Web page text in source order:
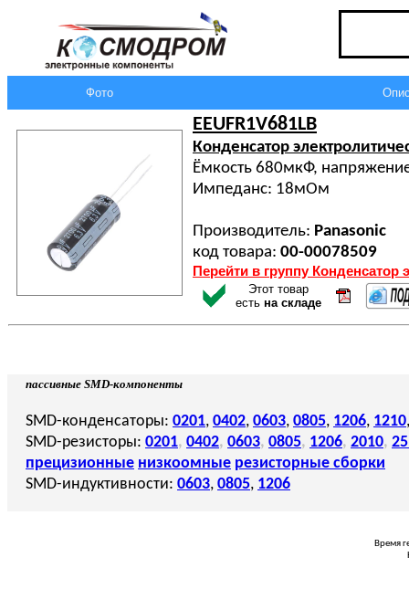
Фото
EEUFR1V681LB
Конденсатор
Ёмкость 680мкФ,
Импеданс: 18мОм
Производитель: Panasonic
код товара: 00-00078509
Перейти в группу Конденсатор
Этот товар
есть на складе
пассивные SMD-компоненты
SMD-конденсаторы: 0201, 0402, 0603, 0805, 1206, 1210,
SMD-резисторы: 0201, 0402, 0603, 0805, 1206, 2010,
прецизионные низкоомные резисторные сборки
SMD-индуктивности: 0603, 0805, 1206
Время